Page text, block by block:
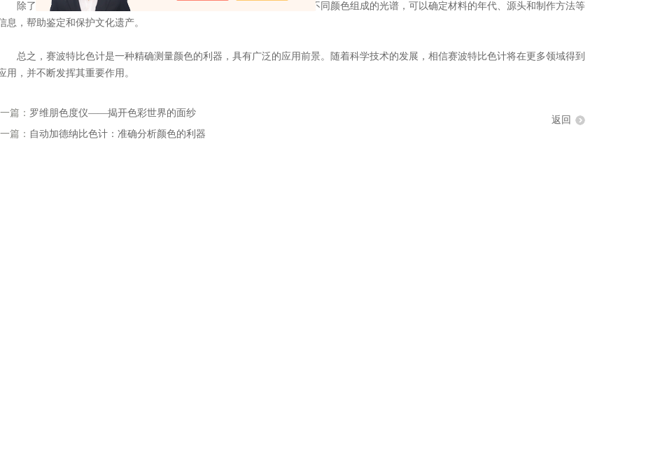
除了以上应用外，还可以用于艺术品和文物的保护和研究。通过测量不同颜色组成的光谱，可以确定材料的年代、源头和制作方法等
息，帮助鉴定和保护文化遗产。
总之，赛波特比色计是一种精确测量颜色的利器，具有广泛的应用前景。随着科学技术的发展，相信赛波特比色计将在更多领域得到
用，并不断发挥其重要作用。
篇： 罗维朋色度仪——揭开色彩世界的面纱
篇： 自动加德纳比色计：准确分析颜色的利器
返回